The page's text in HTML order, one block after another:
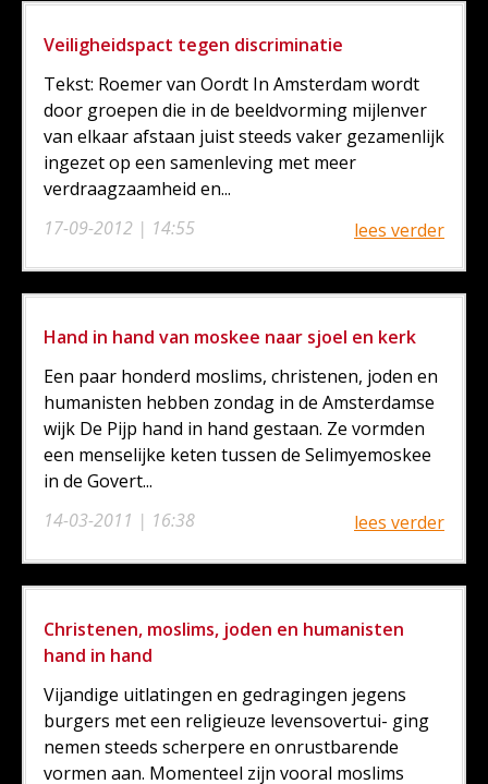
Veiligheidspact tegen discriminatie
17-09-2012 | 14:55
Tekst: Roemer van Oordt In Amsterdam wordt
door groepen die in de beeldvorming mijlenver
van elkaar afstaan juist steeds vaker gezamenlijk
ingezet op een samenleving met meer
verdraagzaamheid en...
lees verder
Hand in hand van moskee naar sjoel en kerk
14-03-2011 | 16:38
Een paar honderd moslims, christenen, joden en
humanisten hebben zondag in de Amsterdamse
wijk De Pijp hand in hand gestaan. Ze vormden
een menselijke keten tussen de Selimyemoskee
in de Govert...
lees verder
Christenen, moslims, joden en humanisten
hand in hand
Vijandige uitlatingen en gedragingen jegens
burgers met een religieuze levensovertui- ging
nemen steeds scherpere en onrustbarende
vormen aan. Momenteel zijn vooral moslims